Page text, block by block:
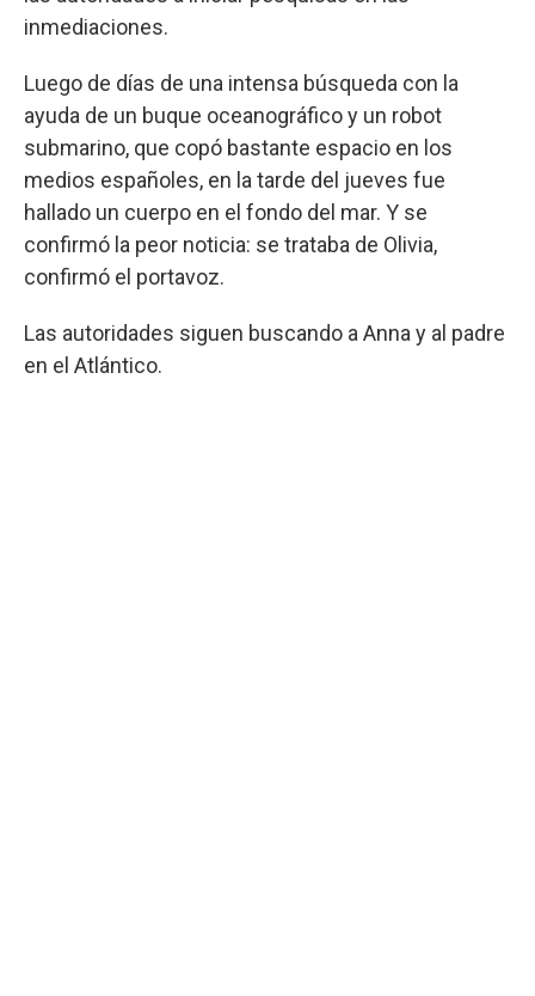
inmediaciones.
Luego de días de una intensa búsqueda con la
ayuda de un buque oceanográfico y un robot
submarino, que copó bastante espacio en los
medios españoles, en la tarde del jueves fue
hallado un cuerpo en el fondo del mar. Y se
confirmó la peor noticia: se trataba de Olivia,
confirmó el portavoz.
Las autoridades siguen buscando a Anna y al padre
en el Atlántico.